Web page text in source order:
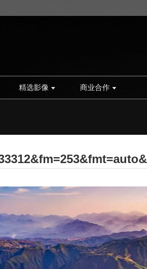
精选影像 商业合作